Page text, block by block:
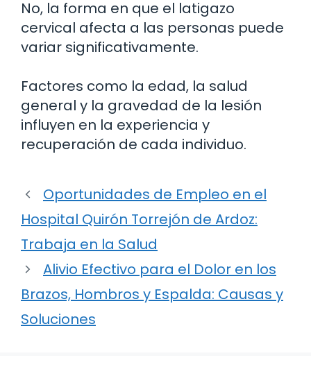
No, la forma en que el latigazo
cervical afecta a las personas puede
variar significativamente.
Factores como la edad, la salud
general y la gravedad de la lesión
influyen en la experiencia y
recuperación de cada individuo.
Oportunidades de Empleo en el
Hospital Quirón Torrejón de Ardoz:
Trabaja en la Salud
Alivio Efectivo para el Dolor en los
Brazos, Hombros y Espalda: Causas y
Soluciones